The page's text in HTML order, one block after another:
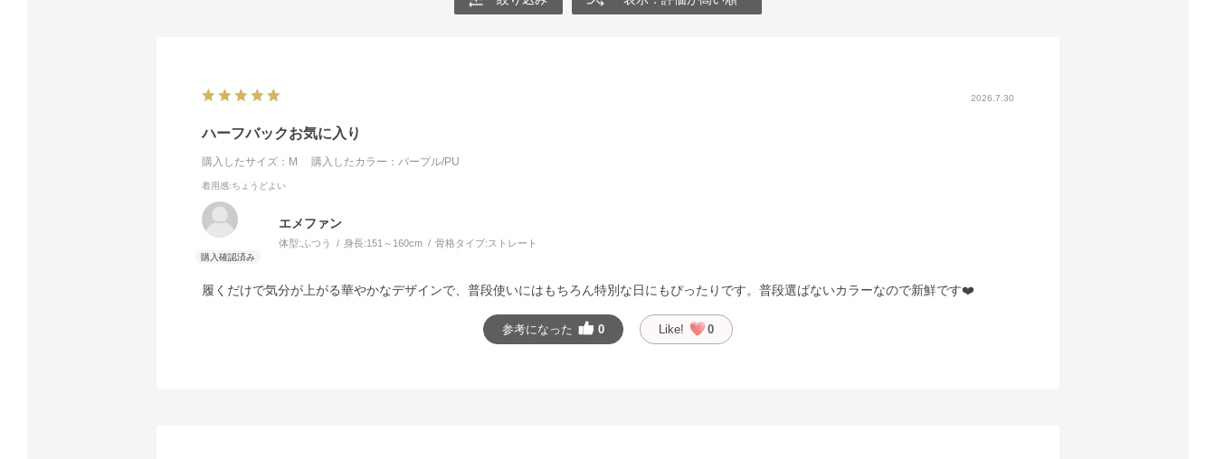
2026.7.30
ハーフバックお気に入り
購入したサイズ：M 購入したカラー：パープル/PU
着用感:ちょうどよい
エメファン
体型: ふつう 身長:151～160cm 骨格タイプ: ストレート
履くだけで気分が上がる華やかなデザインで、普段使いにはもちろん特別な日にもぴったりです。普段選ばないカラーなので新鮮です❤️
参考になった 0 Like! 0